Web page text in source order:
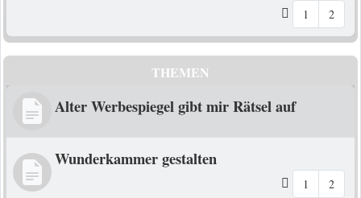
1 2
THEMEN
Alter Werbespiegel gibt mir Rätsel auf
Wunderkammer gestalten
1 2